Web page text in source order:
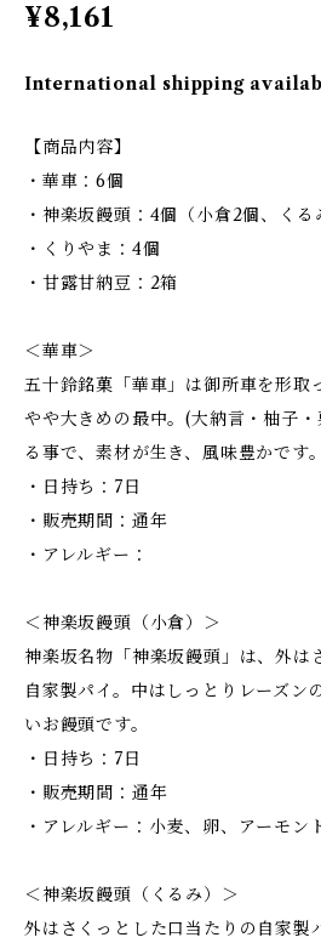
¥8,161
International shipping
【商品内容】
・華車：6個
・神楽坂饅頭：4個（小倉2個、くる
・くりやま：4個
・甘露甘納豆：2箱
＜華車＞
五十鈴銘菓「華車」は御所車を形取
やや大きめの最中。(大納言・柚子
る事で、素材が生き、風味豊かです。
・日持ち：7日
・販売期間：通年
・アレルギー：
＜神楽坂饅頭（小倉）＞
神楽坂名物「神楽坂饅頭」は、外は
自家製パイ。中はしっとりレーズン
いお饅頭です。
・日持ち：7日
・販売期間：通年
・アレルギー：小麦、卵、アーモン
＜神楽坂饅頭（くるみ）＞
外はさくっとした口当たりの自家製